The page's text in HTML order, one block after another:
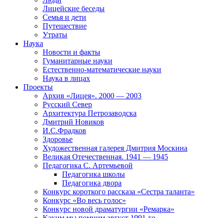
Лицейские беседы
Семья и дети
Путешествие
Утраты
Наука
Новости и факты
Гуманитарные науки
Естественно-математические науки
Наука в лицах
Проекты
Архив «Лицея». 2000 — 2003
Русский Север
Архитектура Петрозаводска
Дмитрий Новиков
И.С.Фрадков
Здоровье
Художественная галерея Дмитрия Москина
Великая Отечественная. 1941 — 1945
Педагогика С. Артемьевой
Педагогика школы
Педагогика двора
Конкурс короткого рассказа «Сестра таланта»
Конкурс «Во весь голос»
Конкурс новой драматургии «Ремарка»